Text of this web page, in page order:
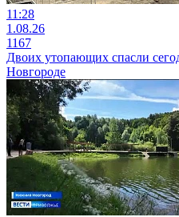
11:28
1.08.26
1167
Двоих утопающих спасли
Новгороде